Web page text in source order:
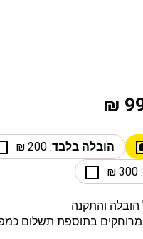
₪
הובלה בלבד: 200 ₪
: 300 ₪
הובלה והתקנה
מרוחקים בתוספת תשלום